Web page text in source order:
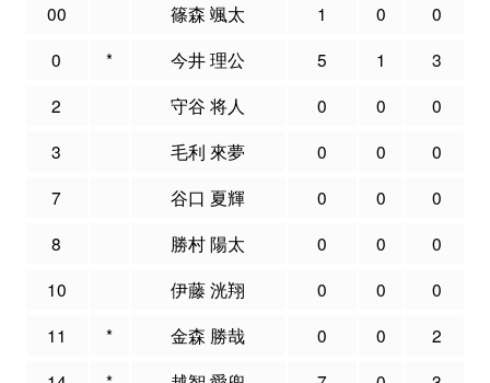
00 篠森 颯太 1 0 0
0
* 今井 理公 5 1 3
2
守谷 将人 0 0 0
3
毛利 來夢 0 0 0
7
谷口 夏輝 0 0 0
8
勝村 陽太 0 0 0
10
伊藤 洸翔 0 0 0
11
* 金森 勝哉 0 0 2